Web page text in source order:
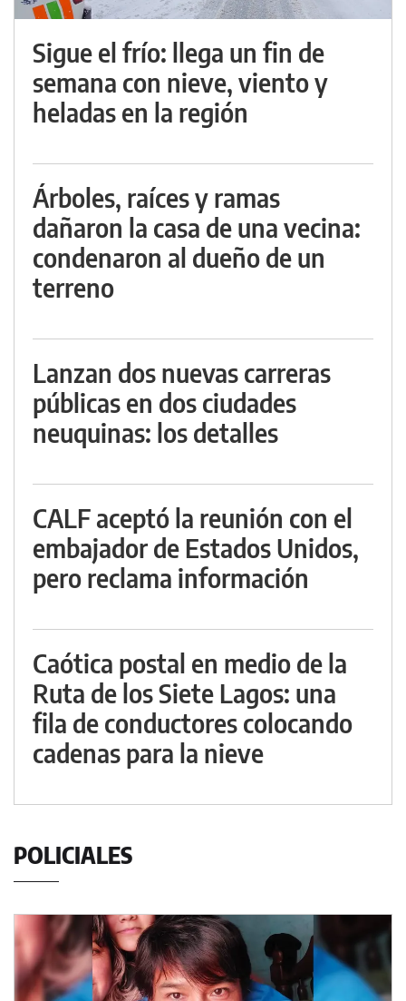
Sigue el frío: llega un fin de
semana con nieve, viento y
heladas en la región
Árboles, raíces y ramas
dañaron la casa de una vecina:
condenaron al dueño de un
terreno
Lanzan dos nuevas carreras
públicas en dos ciudades
neuquinas: los detalles
CALF aceptó la reunión con el
embajador de Estados Unidos,
pero reclama información
Caótica postal en medio de la
Ruta de los Siete Lagos: una
fila de conductores colocando
cadenas para la nieve
POLICIALES